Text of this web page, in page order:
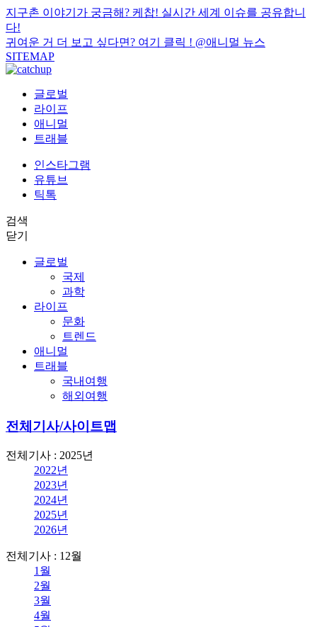
지구촌 이야기가 궁금해? 케찹! 실시간 세계 이슈를 공유합니
다!
귀여운 거 더 보고 싶다면? 여기 클릭 ! @애니멀 뉴스
SITEMAP
글로벌
라이프
애니멀
트래블
인스타그램
유튜브
틱톡
검색
닫기
글로벌
국제
과학
라이프
문화
트렌드
애니멀
트래블
국내여행
해외여행
전체기사/사이트맵
전체기사 : 2025년
2022년
2023년
2024년
2025년
2026년
전체기사 : 12월
1월
2월
3월
4월